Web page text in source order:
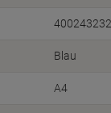
Blau
A4